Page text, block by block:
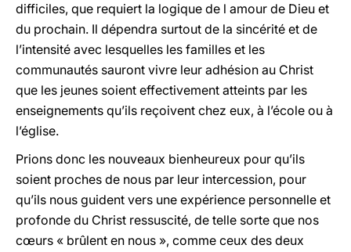
difficiles, que requiert la logique de l amour de Dieu et
du prochain. Il dépendra surtout de la sincérité et de
l’intensité avec lesquelles les familles et les
communautés sauront vivre leur adhésion au Christ
que les jeunes soient effectivement atteints par les
enseignements qu’ils reçoivent chez eux, à l’école ou à
l’église.
Prions donc les nouveaux bienheureux pour qu’ils
soient proches de nous par leur intercession, pour
qu’ils nous guident vers une expérience personnelle et
profonde du Christ ressuscité, de telle sorte que nos
cœurs « brûlent en nous », comme ceux des deux